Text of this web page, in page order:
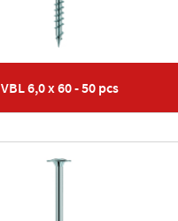
VBL 6,0 x 60 - 50 pcs